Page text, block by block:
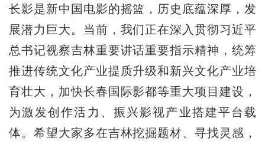
长影是新中国电影的摇篮，历史底蕴深厚，发
展潜力巨大。当前，我们正在深入贯彻习近平
总书记视察吉林重要讲话重要指示精神，统筹
推进传统文化产业提质升级和新兴文化产业培
育壮大，加快长春国际影都等重大项目建设，
为激发创作活力、振兴影视产业搭建平台载
体。希望大家多在吉林挖掘题材、寻找灵感，